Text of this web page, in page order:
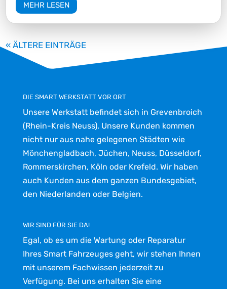
MEHR LESEN
« ÄLTERE EINTRÄGE
DIE SMART WERKSTATT VOR ORT
Unsere Werkstatt befindet sich in Grevenbroich
(Rhein-Kreis Neuss). Unsere Kunden kommen
nicht nur aus nahe gelegenen Städten wie
Mönchengladbach, Jüchen, Neuss, Düsseldorf,
Rommerskirchen, Köln oder Krefeld. Wir haben
auch Kunden aus dem ganzen Bundesgebiet,
den Niederlanden oder Belgien.
WIR SIND FÜR SIE DA!
Egal, ob es um die Wartung oder Reparatur
Ihres Smart Fahrzeuges geht, wir stehen Ihnen
mit unserem Fachwissen jederzeit zu
Verfügung. Bei uns erhalten Sie eine